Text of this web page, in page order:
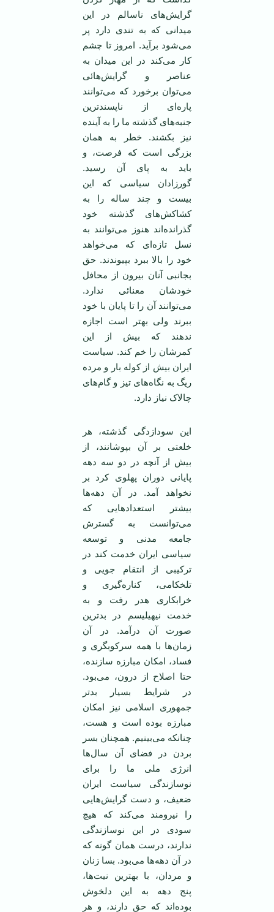
گرايش‌های ناسالم در اين
ميدانی که به تندی دارد پر
می‌شود برآيد. امروز تا چشم
کار می‌کند در اين ميدان به
عناصر و گرايش‌هائی
می‌توان برخورد که می‌توانند
پاره‌ای از ناپسندترين
‏جنبه‌های گذشته ما را به آينده
نيز بکشند. خطر به همان
بزرگی است که فرصت، و
بايد به پای آن رسيد.
‏گورزادان سياسی که اين
بيست و چند ساله را به
کشاکش‌های گذشته خود
گذرانده‌اند هنوز می‌توانند به
نسل تازه‌ای که می‌خواهد
خود را بالا ببرد بپيوندند. حق
بجانبی آنان بيرون از محافل
خودشان معنائی ندارد.
می‌توانند ‏آن را تا پايان با خود
ببرند ولی بهتر است اجازه
ندهند که بيش از اين
کمرشان را خم کند. سياست
ايران بيش از ‏کوله بار و مرده
ريگ به نگاه‌های تيز و گام‌های
چالاک نياز دارد. ‏
اين سودازدگی گذشته، هر
خلعتی بر آن ‏بپوشانند، از
بيش از آنچه در دو سه دهه
‏پايانی دوران پهلوی کرد بر
نخواهد آمد. در ‏آن دهه‌ها
بيشتر استعدادهايی که
می‌توانست ‏به گسترش
جامعه مدنی و توسعه
سياسی ‏ايران خدمت کند در
ترکيبی از انتقام جويی و
‏تلخکامی، کناره‌گيری و
خرابکاری هدر ‏رفت و به
خدمت نيهيليسم در بدترين
صورت ‏آن درآمد. در آن
زمان‌ها با همه سرکوبگری ‏و
فساد، امکان مبارزه سازنده،
حتا اصلاح ‏از درون، می‌بود.
در شرايط بسيار بدتر
‏جمهوری اسلامی ‌نيز امکان
مبارزه بوده ‏است و هست،
چنانکه می‌بينيم. همچنان ‏بسر
بردن در فضای آن سال‌ها
انرژی ملی ما ‏را برای
نوسازندگی سياست ايران
ضعيف، ‏و دست گرايش‌هايی
را نيرومند می‌کند که ‏هيچ
سودی در اين نوسازندگی
ندارند، ‏درست همان گونه که
در آن دهه‌ها می‌بود. ‏بسا زنان
و مردان، با بهترين نيت‌‏ها،
پنج دهه به اين دلخوش
بوده‌اند که حق ‏دارند، و هر